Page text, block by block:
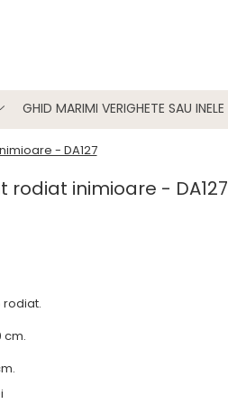
GHID MARIMI VERIGHETE SAU INELE
- DA127
rodiat inimioare - DA127
rodiat.
cm.